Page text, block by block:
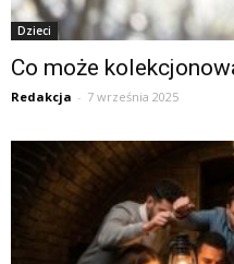
Dzieci
Co może
Redakcja - 7 września 2025